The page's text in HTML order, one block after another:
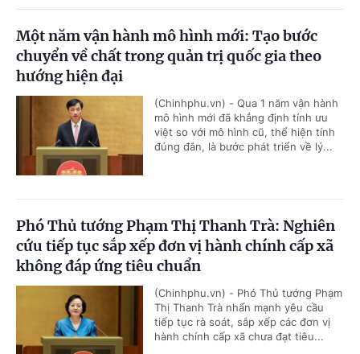
Một năm vận hành mô hình mới: Tạo bước
chuyển về chất trong quản trị quốc gia theo
hướng hiện đại
(Chinhphu.vn) - Qua 1 năm vận hành
mô hình mới đã khẳng định tính ưu
việt so với mô hình cũ, thể hiện tính
đúng đắn, là bước phát triển về lý...
Phó Thủ tướng Phạm Thị Thanh Trà: Nghiên
cứu tiếp tục sắp xếp đơn vị hành chính cấp xã
không đáp ứng tiêu chuẩn
(Chinhphu.vn) - Phó Thủ tướng Phạm
Thị Thanh Trà nhấn mạnh yêu cầu
tiếp tục rà soát, sắp xếp các đơn vị
hành chính cấp xã chưa đạt tiêu...